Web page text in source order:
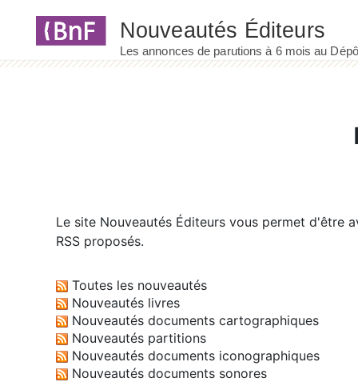
Le site Nouveautés Éditeurs vous permet d'être
RSS proposés.
Toutes les nouveautés
Nouveautés livres
Nouveautés documents cartographiques
Nouveautés partitions
Nouveautés documents iconographiques
Nouveautés documents sonores